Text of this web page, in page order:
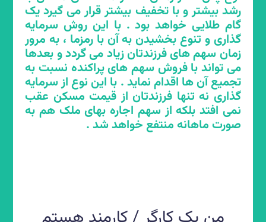
رشد بیشتر و با تخفیف بیشتر قرار می گیرد یک
گام طلایی خواهد بود . با این روش سرمایه
گذاری و تنوع بخشیدن به آن با رمزما ، به مرور
زمان سهم های فرزندتان زیاد می گردد و بعدها
می تواند با فروش سهم های پراکنده نسبت به
تجمیع آن ها اقدام نماید . با این نوع از سرمایه
گذاری نه تنها فرزندتان از قیمت مسکن عقب
نمی افتد بلکه از سهم اجاره بهای ملک هم به
صورت ماهانه منتفع خواهد شد .
هر خانه خالی که در گلچین رمزما قرار می گیرد
و خریداران سهم های آن را خریداری می نمایند
در کمتر از یک ماه به صورت مزایده به اجاره
خواهد رفت و دیگر خالی نخواهد ماند و به
نسبت مشارکت، سهم اجاره ماهانه به حساب
خریداران واریز می گردد. این ساز و کار رمزما
بدون هیچ استثنایی تمام خانه های خالی
عبوری از سامانه را به بازار اجاره می آورد و از